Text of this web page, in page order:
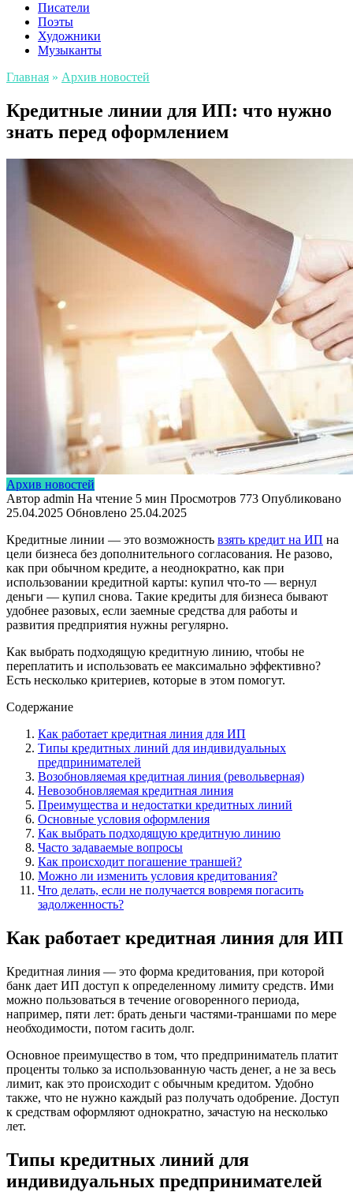
Писатели
Поэты
Художники
Музыканты
Главная » Архив новостей
Кредитные линии для ИП: что нужно
знать перед оформлением
Архив новостей
Автор admin На чтение 5 мин Просмотров 773 Опубликовано
25.04.2025 Обновлено 25.04.2025
Кредитные линии — это возможность взять кредит на ИП на
цели бизнеса без дополнительного согласования. Не разово,
как при обычном кредите, а неоднократно, как при
использовании кредитной карты: купил что-то — вернул
деньги — купил снова. Такие кредиты для бизнеса бывают
удобнее разовых, если заемные средства для работы и
развития предприятия нужны регулярно.
Как выбрать подходящую кредитную линию, чтобы не
переплатить и использовать ее максимально эффективно?
Есть несколько критериев, которые в этом помогут.
Содержание
Как работает кредитная линия для ИП
Типы кредитных линий для индивидуальных
предпринимателей
Возобновляемая кредитная линия (револьверная)
Невозобновляемая кредитная линия
Преимущества и недостатки кредитных линий
Основные условия оформления
Как выбрать подходящую кредитную линию
Часто задаваемые вопросы
Как происходит погашение траншей?
Можно ли изменить условия кредитования?
Что делать, если не получается вовремя погасить
задолженность?
Как работает кредитная линия для ИП
Кредитная линия — это форма кредитования, при которой
банк дает ИП доступ к определенному лимиту средств. Ими
можно пользоваться в течение оговоренного периода,
например, пяти лет: брать деньги частями-траншами по мере
необходимости, потом гасить долг.
Основное преимущество в том, что предприниматель платит
проценты только за использованную часть денег, а не за весь
лимит, как это происходит с обычным кредитом. Удобно
также, что не нужно каждый раз получать одобрение. Доступ
к средствам оформляют однократно, зачастую на несколько
лет.
Типы кредитных линий для
индивидуальных предпринимателей